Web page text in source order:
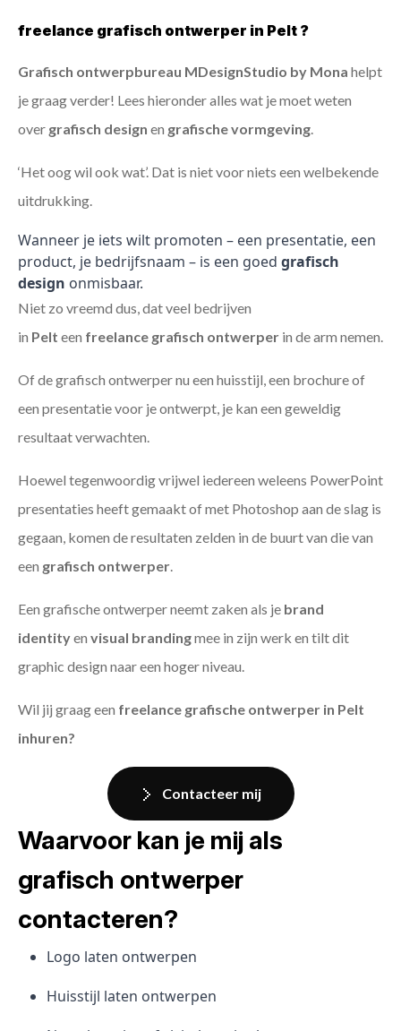
freelance grafisch ontwerper in Pelt ?
Grafisch ontwerpbureau MDesignStudio by Mona helpt
je graag verder! Lees hieronder alles wat je moet weten
over grafisch design en grafische vormgeving
‘Het oog wil ook wat’. Dat is niet voor niets een welbekende
uitdrukking.
Wanneer je iets wilt promoten – een presentatie, een
product, je bedrijfsnaam – is een goed grafisch
design onmisbaar.
Niet zo vreemd dus, dat veel bedrijven
in Pelt een freelance grafisch ontwerper in de arm nemen.
Of de grafisch ontwerper nu een huisstijl, een brochure of
een presentatie voor je ontwerpt, je kan een geweldig
resultaat verwachten.
Hoewel tegenwoordig vrijwel iedereen weleens PowerPoint
presentaties heeft gemaakt of met Photoshop aan de slag is
gegaan, komen de resultaten zelden in de buurt van die van
een grafisch ontwerper
Een grafische ontwerper neemt zaken als je brand
identityen visual brandingmee in zijn werk en tilt dit
graphic design naar een hoger niveau.
Wil jij graag een freelance grafische ontwerper in Pelt
inhuren?
Contacteer mij
Waarvoor kan je mij als
grafisch ontwerper
contacteren?
Logo laten ontwerpen
Huisstijl laten ontwerpen